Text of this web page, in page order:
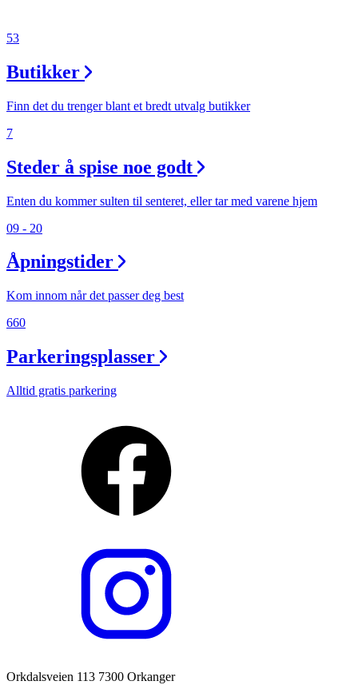
53
Butikker
Finn det du trenger blant et bredt utvalg butikker
7
Steder å spise noe godt
Enten du kommer sulten til senteret, eller tar med varene hjem
09 - 20
Åpningstider
Kom innom når det passer deg best
660
Parkeringsplasser
Alltid gratis parkering
Orkdalsveien 113 7300 Orkanger